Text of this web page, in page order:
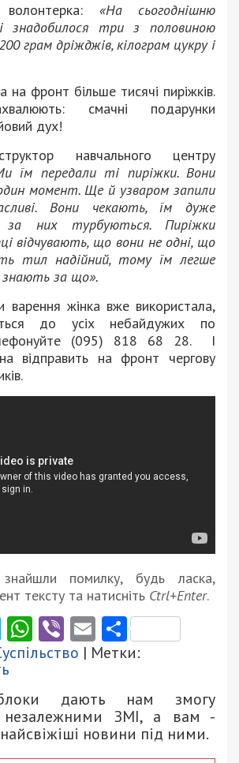
«На сьогоднішню
знадобилося три з половиною
грам дріжджів, кілограм цукру і
на фронт більше тисячі пиріжків.
смачні подарунки
дух!
навчального центру
їм передали ті пиріжки. Вони
момент. Ще й узваром запили
Вони чекають, їм дуже
них турбуються. Пиріжки
відчувають, що вони не одні, що
тил надійний, тому їм легше
за що».
варення жінка вже використала,
до усіх небайдужих по
(095) 818 68 28. І
відправить на фронт чергову
помилку, будь ласка,
тексту та натисніть Ctrl+Enter.
Twitter
WhatsApp
ViberEmail
| Метки:
дають нам змогу
незалежними ЗМІ, а вам -
новини під ними.